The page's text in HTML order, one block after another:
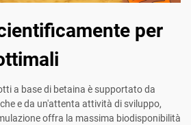
per
a base di betaina è supportato da
e da un'attenta attività di sviluppo,
offra la massima biodisponibilità